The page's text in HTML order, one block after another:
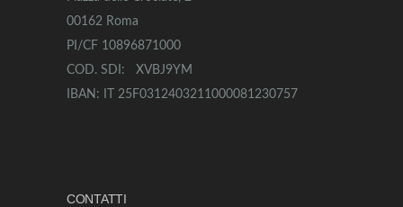
00162 Roma
PI/CF 10896871000
COD. SDI: XVBJ9YM
IBAN: IT 25F0312403211000081230757
CONTATTI